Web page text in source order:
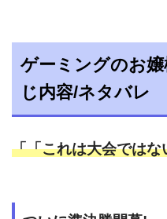
ゲーミングのお
じ内容/ネタバレ
「「これは大会では